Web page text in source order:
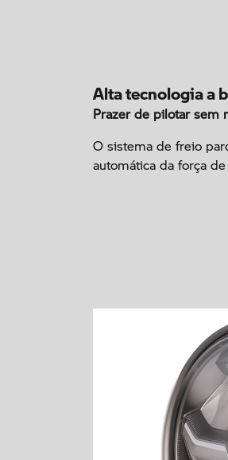
Alta tecnologia a
Prazer de pilotar sem
O sistema de freio
automática da força